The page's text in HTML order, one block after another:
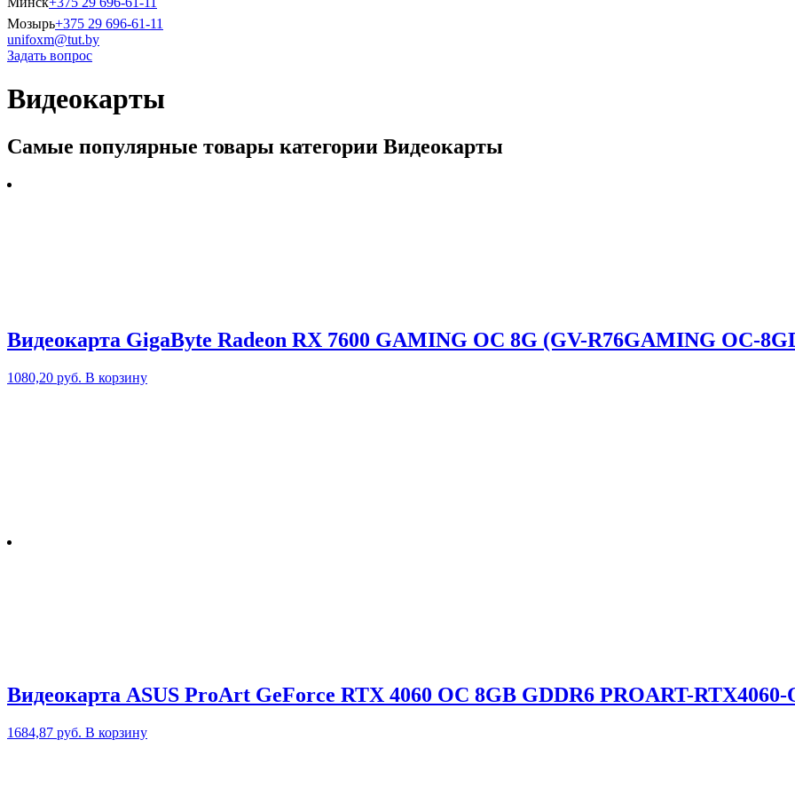
Мозырь+375 29 696-61-11
unifoxm@tut.by
Задать вопрос
Видеокарты
Самые популярные товары категории Видеокарты
Видеокарта GigaByte Radeon RX 7600 GAMING OC 8G (GV-R76GAMING OC-
1080,20 руб. В корзину
Видеокарта ASUS ProArt GeForce RTX 4060 OC 8GB GDDR6 PROART-
1684,87 руб. В корзину